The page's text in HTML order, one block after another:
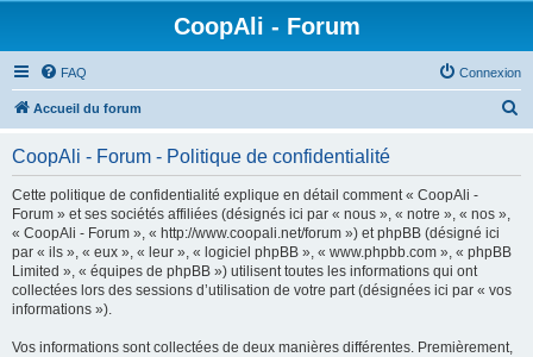
CoopAli - Forum
FAQ Connexion
Accueil du forum
CoopAli - Forum - Politique de confidentialité
Cette politique de confidentialité explique en détail comment « CoopAli -
Forum » et ses sociétés affiliées (désignés ici par « nous », « notre », « nos »,
« CoopAli - Forum », « http://www.coopali.net/forum ») et phpBB (désigné ici
par « ils », « eux », « leur », « logiciel phpBB », « www.phpbb.com », « phpBB
Limited », « équipes de phpBB ») utilisent toutes les informations qui ont
collectées lors des sessions d’utilisation de votre part (désignées ici par « vos
informations »).
Vos informations sont collectées de deux manières différentes. Premièrement,